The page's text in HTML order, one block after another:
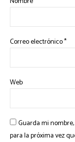
Correo electrónico*
Web
Guarda mi
para la próxima vez